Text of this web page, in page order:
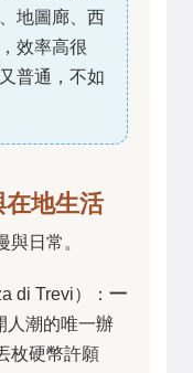
地圖廊、西
效率高很
普通，不如
地生活
日常。
di Trevi）： 一
人潮的唯一辦
枚硬幣許願